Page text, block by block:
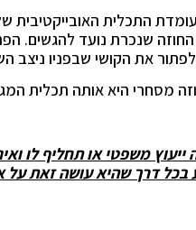
התכלית האובייקטיבית
שנכרת נועד להגשים.
את הקושי שבפניו ניצב
מסחרי היא אותה תכלית
ייעוץ משפטי או תחליף לו
דרך שהיא עושה זאת על